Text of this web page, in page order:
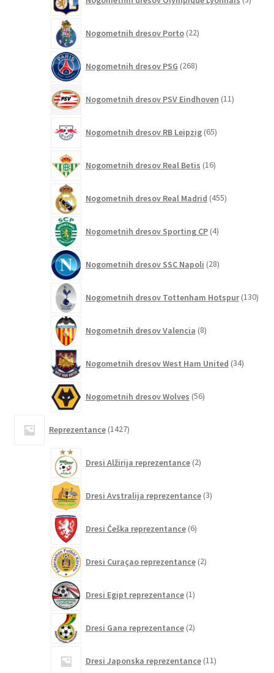
izdelki
Nogometnih dresov Porto 22izdelkov
Nogometnih dresov PSG 268izdelkov
Nogometnih dresov PSV Eindhoven 11izdelkov
Nogometnih dresov RB Leipzig 65izdelkov
Nogometnih dresov Real Betis 16izdelkov
Nogometnih dresov Real Madrid 455izdelkov
Nogometnih dresov Sporting CP 4izdelki
Nogometnih dresov SSC Napoli 28izdelkov
Nogometnih dresov Tottenham Hotspur 130
Nogometnih dresov Valencia 8izdelkov
Nogometnih dresov West Ham United 34izdelkov
Nogometnih dresov Wolves 56izdelkov
Reprezentance 1427izdelkov
Dresi Alžirija reprezentance 2izdelka
Dresi Avstralija reprezentance 3izdelki
Dresi Češka reprezentance 6izdelkov
Dresi Curaçao reprezentance 2izdelka
Dresi Egipt reprezentance 1izdelek
Dresi Gana reprezentance 2izdelka
Dresi Japonska reprezentance 11izdelkov